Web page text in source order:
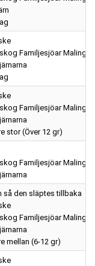
Familjesjöar
Familjesjöar
stor (Över 12 gr)
Familjesjöar
så den släptes tillbaka
Familjesjöar
mellan (6-12 gr)